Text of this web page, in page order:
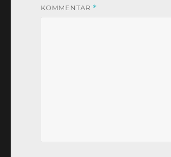
KOMMENTAR *